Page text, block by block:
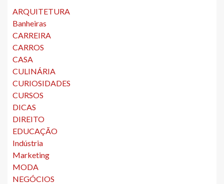
ARQUITETURA
Banheiras
CARREIRA
CARROS
CASA
CULINÁRIA
CURIOSIDADES
CURSOS
DICAS
DIREITO
EDUCAÇÃO
Indústria
Marketing
MODA
NEGÓCIOS